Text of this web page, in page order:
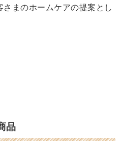
まのホームケアの提案とし
品